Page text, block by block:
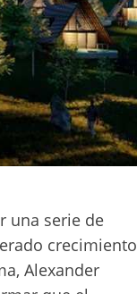
una serie de
crecimiento
Alexander